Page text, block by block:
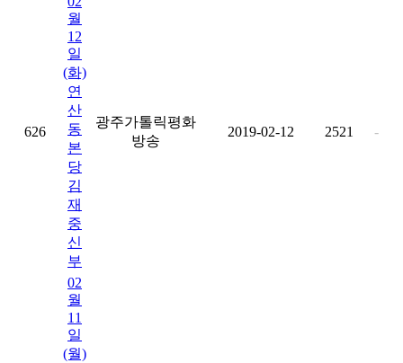
626
월
12
일
(화)
연
산
동
본
당
김
재
중
신
부
광주가톨릭평화
방송
2019-02-12 2521 -
02
월
11
일
(월)